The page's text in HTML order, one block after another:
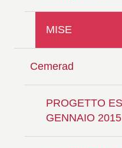
MISE
Cemerad
PROGETTO
GENNAIO 2015